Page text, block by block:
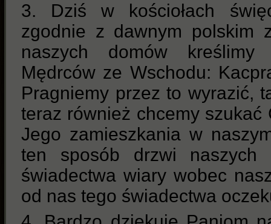
3. Dziś w kościołach
zgodnie z dawnym polskim
naszych domów
Mędrców ze Wschodu:
Pragniemy przez to wyrazić,
teraz również chcemy
Jego zamieszkania w
ten sposób drzwi naszych
świadectwa wiary wobec
od nas tego świadectwa